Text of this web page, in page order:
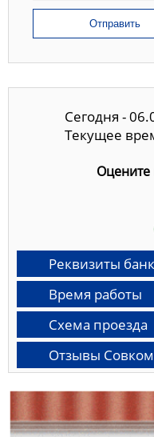
Отправить
Сегодня -
Текущее
Оцените
Реквизиты
Время работы
Схема проезда
Отзывы